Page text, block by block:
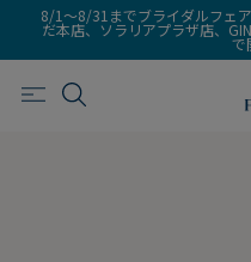
8/1～8/31までブライダルフェ
だ本店、ソラリアプラザ店、
で